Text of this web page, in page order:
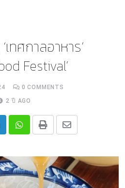
เทศกาลอาหาร’
Festival’
0 COMMENTS
2 ปี AGO
Whatsapp
Print
Share
Email